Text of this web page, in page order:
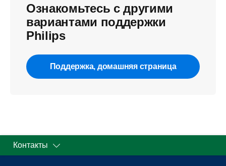
Ознакомьтесь с другими
вариантами поддержки
Philips
Поддержка, домашняя страница
Контакты